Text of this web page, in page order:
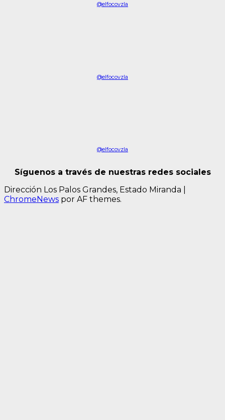
@elfocovzla
@elfocovzla
@elfocovzla
Síguenos a través de nuestras redes sociales
Dirección Los Palos Grandes, Estado Miranda
ChromeNews por AF themes.